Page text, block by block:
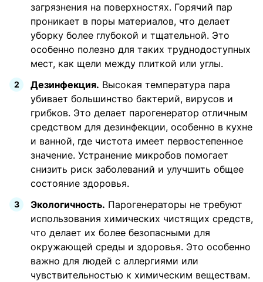
загрязнения на поверхностях. Горячий пар
проникает в поры материалов, что делает
уборку более глубокой и тщательной. Это
особенно полезно для таких труднодоступных
мест, как щели между плиткой или углы.
Дезинфекция. Высокая температура пара
убивает большинство бактерий, вирусов и
грибков. Это делает парогенератор отличным
средством для дезинфекции, особенно в кухне
и ванной, где чистота имеет первостепенное
значение. Устранение микробов помогает
снизить риск заболеваний и улучшить общее
состояние здоровья.
Экологичность. Парогенераторы не требуют
использования химических чистящих средств,
что делает их более безопасными для
окружающей среды и здоровья. Это особенно
важно для людей с аллергиями или
чувствительностью к химическим веществам.